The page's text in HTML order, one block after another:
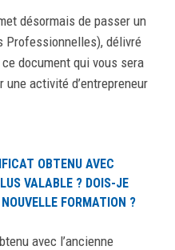
désormais de passer un
Professionnelles), délivré
document qui vous sera
activité d’entrepreneur
OBTENU AVEC
VALABLE ? DOIS-JE
FORMATION ?
avec l’ancienne